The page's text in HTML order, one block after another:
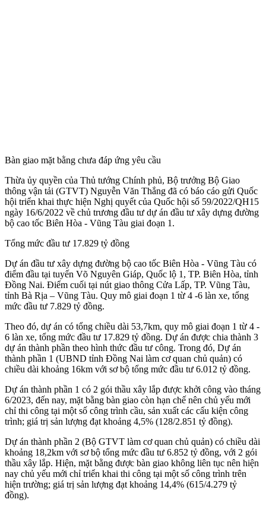
Bàn giao mặt bằng chưa đáp ứng yêu cầu
Thừa ủy quyền của Thủ tướng Chính phủ, Bộ trưởng Bộ Giao
thông vận tải (GTVT) Nguyễn Văn Thắng đã có báo cáo gửi Quốc
hội triển khai thực hiện Nghị quyết của Quốc hội số 59/2022/QH15
ngày 16/6/2022 về chủ trương đầu tư dự án đầu tư xây dựng đường
bộ cao tốc Biên Hòa - Vũng Tàu giai đoạn 1.
Tổng mức đầu tư 17.829 tỷ đồng
Dự án đầu tư xây dựng đường bộ cao tốc Biên Hòa - Vũng Tàu có
điểm đầu tại tuyến Võ Nguyên Giáp, Quốc lộ 1, TP. Biên Hòa, tỉnh
Đồng Nai. Điểm cuối tại nút giao thông Cửa Lấp, TP. Vũng Tàu,
tỉnh Bà Rịa – Vũng Tàu. Quy mô giai đoạn 1 từ 4 -6 làn xe, tổng
mức đầu tư 7.829 tỷ đồng.
Theo đó, dự án có tổng chiều dài 53,7km, quy mô giai đoạn 1 từ 4 -
6 làn xe, tổng mức đầu tư 17.829 tỷ đồng. Dự án được chia thành 3
dự án thành phần theo hình thức đầu tư công. Trong đó, Dự án
thành phần 1 (UBND tỉnh Đồng Nai làm cơ quan chủ quản) có
chiều dài khoảng 16km với sơ bộ tổng mức đầu tư 6.012 tỷ đồng.
Dự án thành phần 1 có 2 gói thầu xây lắp được khởi công vào tháng
6/2023, đến nay, mặt bằng bàn giao còn hạn chế nên chủ yếu mới
chỉ thi công tại một số công trình cầu, sản xuất các cấu kiện công
trình; giá trị sản lượng đạt khoảng 4,5% (128/2.851 tỷ đồng).
Dự án thành phần 2 (Bộ GTVT làm cơ quan chủ quản) có chiều dài
khoảng 18,2km với sơ bộ tổng mức đầu tư 6.852 tỷ đồng, với 2 gói
thầu xây lắp. Hiện, mặt bằng được bàn giao không liên tục nên hiện
nay chủ yếu mới chỉ triển khai thi công tại một số công trình trên
hiện trường; giá trị sản lượng đạt khoảng 14,4% (615/4.279 tỷ
đồng).